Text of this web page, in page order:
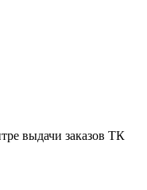
выдачи заказов ТК